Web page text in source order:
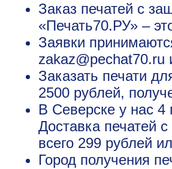
Заказ печатей с
«Печать70.РУ» –
Заявки
Заказать печати
2500 рублей,
В Северске у нас 4
Доставка печатей
всего 299 рублей
Город получения